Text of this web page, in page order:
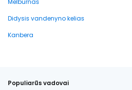
Melburnas
Didysis vandenyno kelias
Kanbera
Populiarūs vadovai